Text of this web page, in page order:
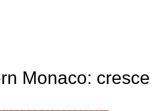
Monaco: cresce